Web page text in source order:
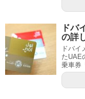
ドバ
の詳
ドバイ
たUAE
乗車券